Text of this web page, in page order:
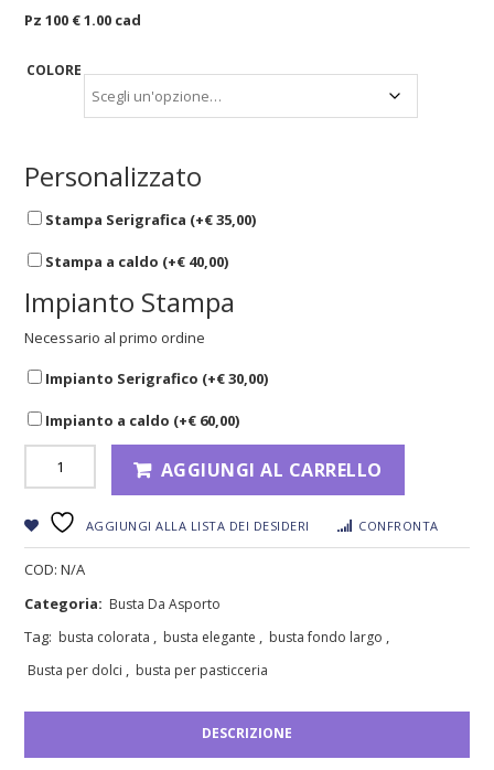
Pz 100 € 1.00 cad
COLORE
Personalizzato
Stampa Serigrafica (+€35,00)
Stampa a caldo (+€ 40,00)
Impianto Stampa
Necessario al primo ordine
Impianto Serigrafico (+€30,00)
Impianto a caldo (+€ 60,00)
AGGIUNGI AL CARRELLO
AGGIUNGI ALLA LISTA DEI DESIDERI CONFRONTA
COD: N/A
Categoria: Busta Da Asporto
Tag: busta colorata , busta elegante , busta fondo largo ,
Busta per dolci , busta per pasticceria
DESCRIZIONE